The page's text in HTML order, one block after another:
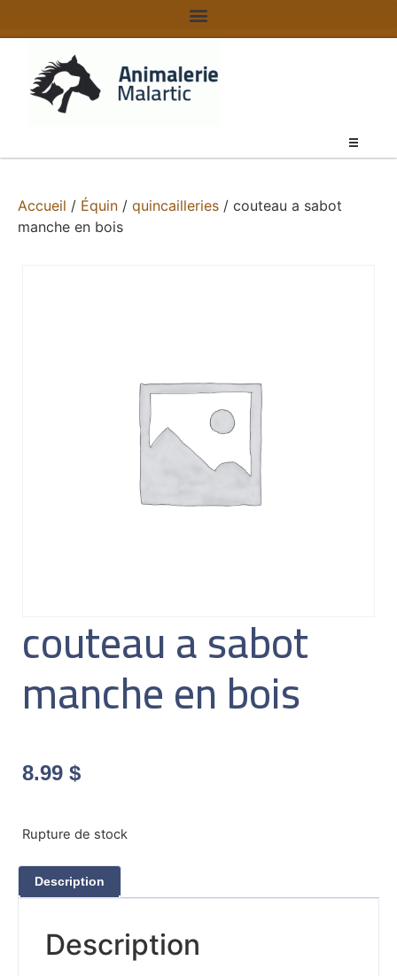
Accueil / Équin / quincailleries / couteau a sabot
manche en bois
couteau a sabot
manche en bois
8.99 $
Rupture de stock
Description
Description